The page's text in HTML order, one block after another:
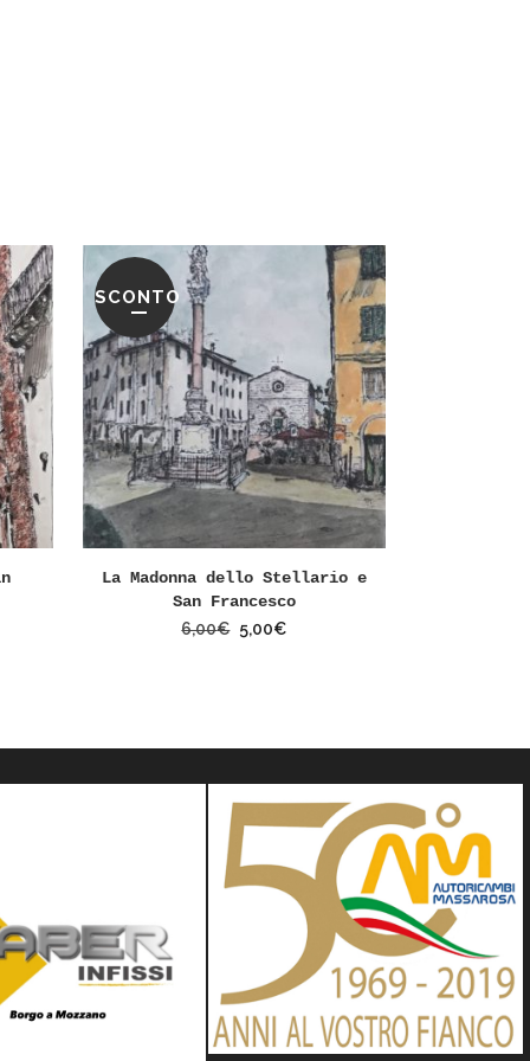
SCONTO
La Madonna dello Stellario e
San Francesco
6,00€ 5,00€